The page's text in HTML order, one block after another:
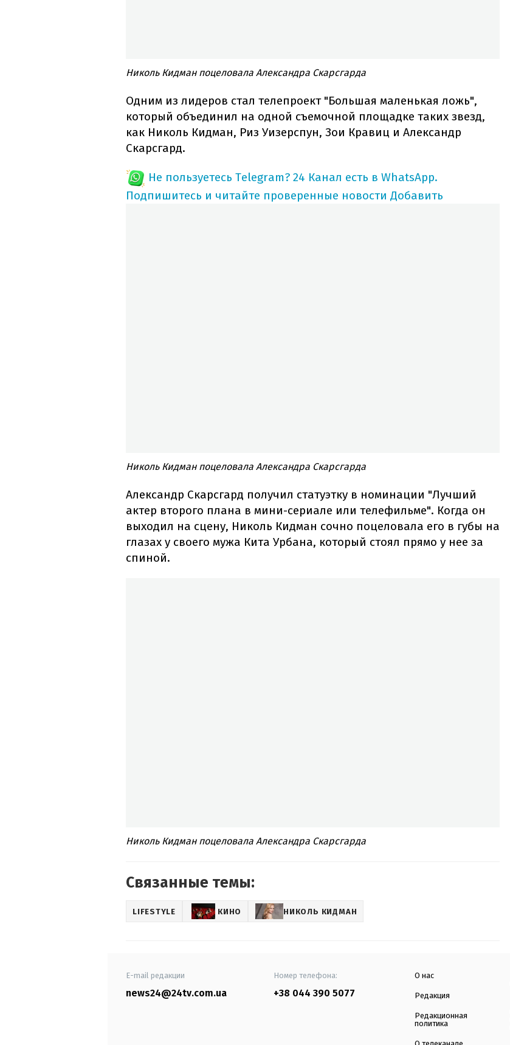
Николь Кидман поцеловала Александра Скарсгарда
Одним из лидеров стал телепроект "Большая маленькая ложь",
который объединил на одной съемочной площадке таких звезд,
как Николь Кидман, Риз Уизерспун, Зои Кравиц и Александр
Скарсгард.
Не пользуетесь Telegram? 24 Канал есть в WhatsApp.
Подпишитесь и читайте проверенные новости Добавить
Николь Кидман поцеловала Александра Скарсгарда
Александр Скарсгард получил статуэтку в номинации "Лучший
актер второго плана в мини-сериале или телефильме". Когда он
выходил на сцену, Николь Кидман сочно поцеловала его в губы на
глазах у своего мужа Кита Урбана, который стоял прямо у нее за
спиной.
Николь Кидман поцеловала Александра Скарсгарда
Связанные темы:
LIFESTYLE КИНО НИКОЛЬ КИДМАН
E-mail редакции
news24@24tv.com.ua
Номер телефона:
+38 044 390 5077
О нас
Редакция
Редакционная
политика